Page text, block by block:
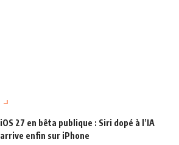
iOS 27 en bêta publique : Siri dopé à l’IA
arrive enfin sur iPhone